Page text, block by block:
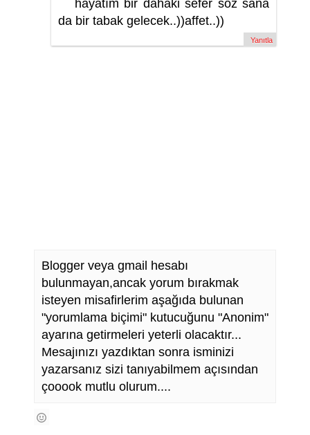
hayatım bir dahaki sefer söz sana
da bir tabak gelecek..))affet..))
Yanıtla
Blogger veya gmail hesabı
bulunmayan,ancak yorum bırakmak
isteyen misafirlerim aşağıda bulunan
"yorumlama biçimi" kutucuğunu "Anonim"
ayarına getirmeleri yeterli olacaktır...
Mesajınızı yazdıktan sonra isminizi
yazarsanız sizi tanıyabilmem açısından
çooook mutlu olurum....